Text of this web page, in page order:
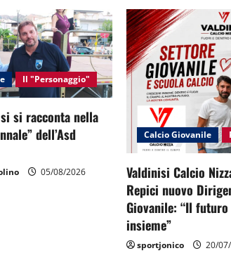
Il "Personaggio"
si racconta nella
dell’Asd
05/08/2026
Calcio Giovanile
Valdinisi Calcio
Repici nuovo
Giovanile: “Il
insieme”
sportjonico 20/